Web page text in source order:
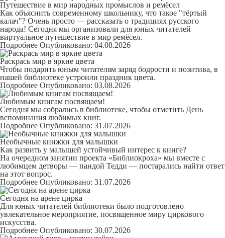
Путешествие в мир народных промыслов и ремёсел
Как объяснить современному школьнику, что такое "тёртый
калач"? Очень просто — рассказать о традициях русского
народа! Сегодня мы организовали для юных читателей
виртуальное путешествие в мир ремёсел.
Подробнее Опубликовано: 04.08.2026
Раскрась мир в яркие цвета
Чтобы подарить юным читателям заряд бодрости и позитива, в
нашей библиотеке устроили праздник цвета.
Подробнее Опубликовано: 03.08.2026
Любимым книгам посвящаем!
Сегодня мы собрались в библиотеке, чтобы отметить День
вспоминания любимых книг.
Подробнее Опубликовано: 31.07.2026
Необычные книжки для малышки
Как развить у малышей устойчивый интерес к книге?
На очередном занятии проекта «Библиокроха» мы вместе с
любимцем детворы — пандой Тедди — постарались найти ответ
на этот вопрос.
Подробнее Опубликовано: 31.07.2026
Сегодня на арене цирка
Для юных читателей библиотеки было подготовлено
увлекательное мероприятие, посвященное миру циркового
искусства.
Подробнее Опубликовано: 30.07.2026